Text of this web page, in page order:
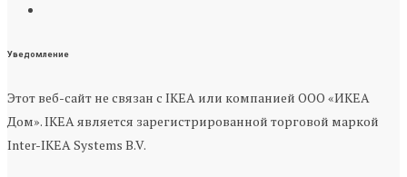
Уведомление
Этот веб-сайт не связан с IKEA или компанией ООО «ИКЕА
Дом». IKEA является зарегистрированной торговой маркой
Inter-IKEA Systems B.V.